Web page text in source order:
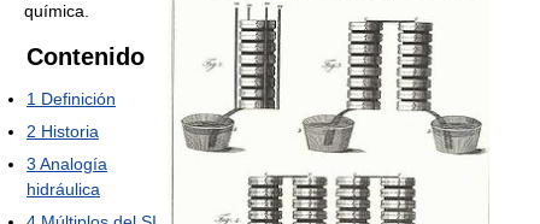
química.
Contenido
1 Definición
2 Historia
3 Analogía
hidráulica